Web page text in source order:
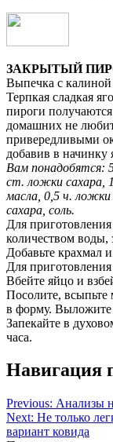
ЗАКРЫТЫЙ
Выпечка с калиной
Терпкая сладкая
пироги
домашних не
привередливыми
добавив в начинку
Вам понадобятся:
ст. ложки сахара,
масла, 0,5 ч.
сахара, соль.
Для
количеством воды,
Добавьте крахмал
Для приготовления
Вбейте яйцо и
Посолите,
в форму. Выложите
Запекайте в
часа.
Навигация
Previous: Анализы
Next: Не только
вариант ковида